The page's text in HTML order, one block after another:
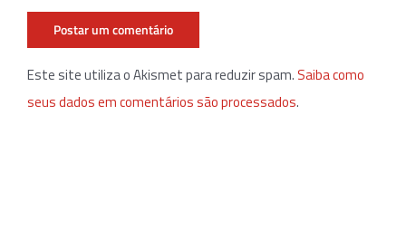
Este site utiliza o Akismet para reduzir spam. Saiba como
seus dados em comentários são processados.